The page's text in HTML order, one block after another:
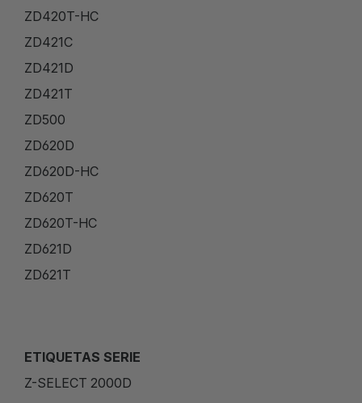
ZD420T-HC
ZD421C
ZD421D
ZD421T
ZD500
ZD620D
ZD620D-HC
ZD620T
ZD620T-HC
ZD621D
ZD621T
ETIQUETAS SERIE
Z-SELECT 2000D